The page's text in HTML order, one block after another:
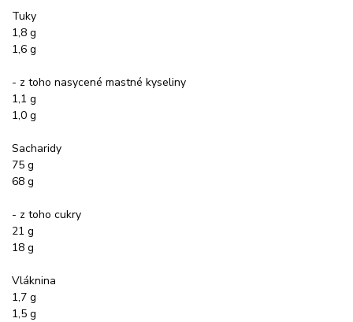
Tuky
1,8 g
1,6 g
- z toho nasycené mastné kyseliny
1,1 g
1,0 g
Sacharidy
75 g
68 g
- z toho cukry
21 g
18 g
Vláknina
1,7 g
1,5 g